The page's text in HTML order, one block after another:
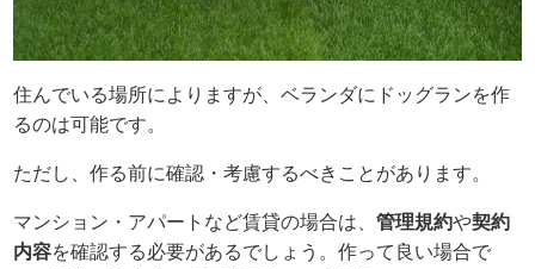
住んでいる場所によりますが、ベランダにドッグランを作
るのは可能です。
ただし、作る前に確認・考慮するべきことがあります。
マンション・アパートなど賃貸の場合は、管理規約や契約
内容を確認する必要があるでしょう。作って良い場合で